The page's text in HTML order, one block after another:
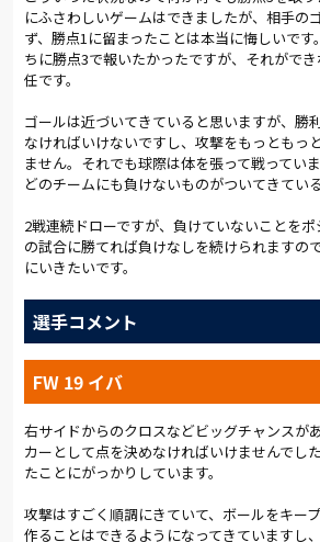
GK上田のキックの精度も生きた。26分、
ら一気に前線へ。センターサークル付近
されたが、こぼれ球を拾った小野がキープ
確性、飛距離といった彼(上田)のストロン
術に生かしたい」と霜田監督。36分には
ぼれ球を最前線に走り込んでいた馬渡が
ュートは相手GKに止められたが、全員が
ゴールに迫った。
4連敗中の松本が圧力をかけてくる中、守
って前半の失点を0でしのいだ。アンカー
スを消し、ベテランの河本が最終ライン
た。GK上田も巧みにボールをさばき、相
力化した。前半は守る時間が長かったア
を持った形で後半につないだと言っていい
を挺してブロック。さらに自陣ゴール前
ルも、戻ってきた小島が体を張って防いだ
ャンスあり。50分、右サイドを突破した松
しなかったが、サイドを起点にいい形の
にふさわしいゲームはできましたが、相手の
ず、勝点1に留まったことは本当に悔しいで
ちに勝点3で報いたかったですが、それがで
任です。
ゴールは近づいてきていると思いますが、勝
なければいけないですし、攻撃をもっともっ
ません。それでも球際は体を張って戦ってい
どのチームにも負けないものがついてきてい
2戦連続ドローですが、負けていないことを
の試合に勝てれば負けなしを続けられますの
にいきたいです。
選手コメント
FW 19 イバ
右サイドからのクロスなどビッグチャンスが
カーとして点を決めなければいけませんでし
たことにがっかりしています。
攻撃はすごく順調にきていて、ボールをキー
作ることはできるようになってきていますし